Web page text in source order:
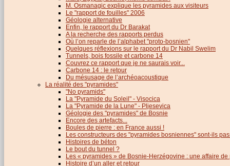
M. Osmanagic explique les pyramides aux visiteurs
Le "rapport de fouilles" 2006
Géologie alternative
Enfin, le rapport du Dr Barakat
A la recherche des rapports perdus
Où l’on reparle de l’alphabet "proto-bosnien"
Quelques réflexions sur le rapport du Dr Nabil Swelim
Tunnels, bois fossile et carbone 14
Couvrez ce rapport que je ne saurais voir...
Carbone 14 : le retour
Du mésusage de l’archéoacoustique
La réalité des "pyramides"
"No pyramids"
La "Pyramide du Soleil" - Visocica
La "Pyramide de la Lune" - Pljesevica
Géologie des "pyramides" de Bosnie
Encore des artefacts...
Boules de pierre : en France aussi !
Les constructeurs des "pyramides bosniennes" sont-ils
Histoires de béton
Le bout du tunnel ?
Les « pyramides » de Bosnie-Herzégovine : une affaire
Histoire d’un aller et retour